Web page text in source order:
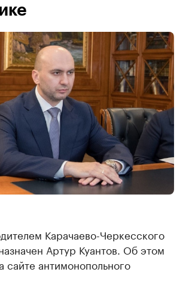
Карачаево-Черкесского
Артур Куантов. Об этом
сайте антимонопольного